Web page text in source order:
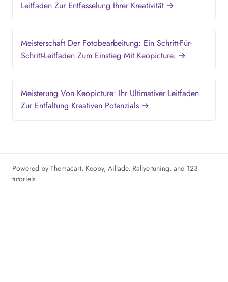
Leitfaden Zur Entfesselung Ihrer Kreativität →
Meisterschaft Der Fotobearbeitung: Ein Schritt-Für-
Schritt-Leitfaden Zum Einstieg Mit Keopicture. →
Meisterung Von Keopicture: Ihr Ultimativer Leitfaden
Zur Entfaltung Kreativen Potenzials →
Powered by Themacart, Keoby, Aillade, Rallye-tuning, and 123-
tutoriels